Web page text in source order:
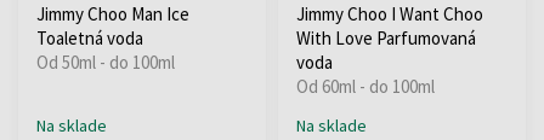
Jimmy Choo Man Ice
Toaletná voda
Od 50ml - do 100ml
Na sklade
Jimmy Choo I Want Choo
With Love Parfumovaná
voda
Od 60ml - do 100ml
Na sklade